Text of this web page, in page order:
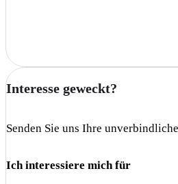
Interesse geweckt?
Senden Sie uns Ihre
Ich interessiere mich für